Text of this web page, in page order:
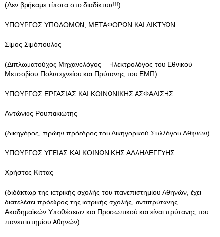
(Δεν βρήκαμε τίποτα στο διαδίκτυο!!!)
ΥΠΟΥΡΓΟΣ ΥΠΟΔΟΜΩΝ, ΜΕΤΑΦΟΡΩΝ ΚΑΙ ΔΙΚΤΥΩΝ
Σίμος Σιμόπουλος
(Διπλωματούχος Μηχανολόγος – Ηλεκτρολόγος του Εθνικού
Μετσοβίου Πολυτεχνείου και Πρύτανης του ΕΜΠ)
ΥΠΟΥΡΓΟΣ ΕΡΓΑΣΙΑΣ ΚΑΙ ΚΟΙΝΩΝΙΚΗΣ ΑΣΦΑΛΙΣΗΣ
Αντώνιος Ρουπακιώτης
(δικηγόρος, πρώην πρόεδρος του Δικηγορικού Συλλόγου Αθηνών)
ΥΠΟΥΡΓΟΣ ΥΓΕΙΑΣ ΚΑΙ ΚΟΙΝΩΝΙΚΗΣ ΑΛΛΗΛΕΓΓΥΗΣ
Χρήστος Κίττας
(διδάκτωρ της ιατρικής σχολής του πανεπιστημίου Αθηνών, έχει
διατελέσει πρόεδρος της ιατρικής σχολής, αντιπρύτανης
Ακαδημαϊκών Υποθέσεων και Προσωπικού και είναι πρύτανης του
πανεπιστημίου Αθηνών)